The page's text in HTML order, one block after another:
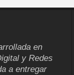
en
y Redes
a entregar